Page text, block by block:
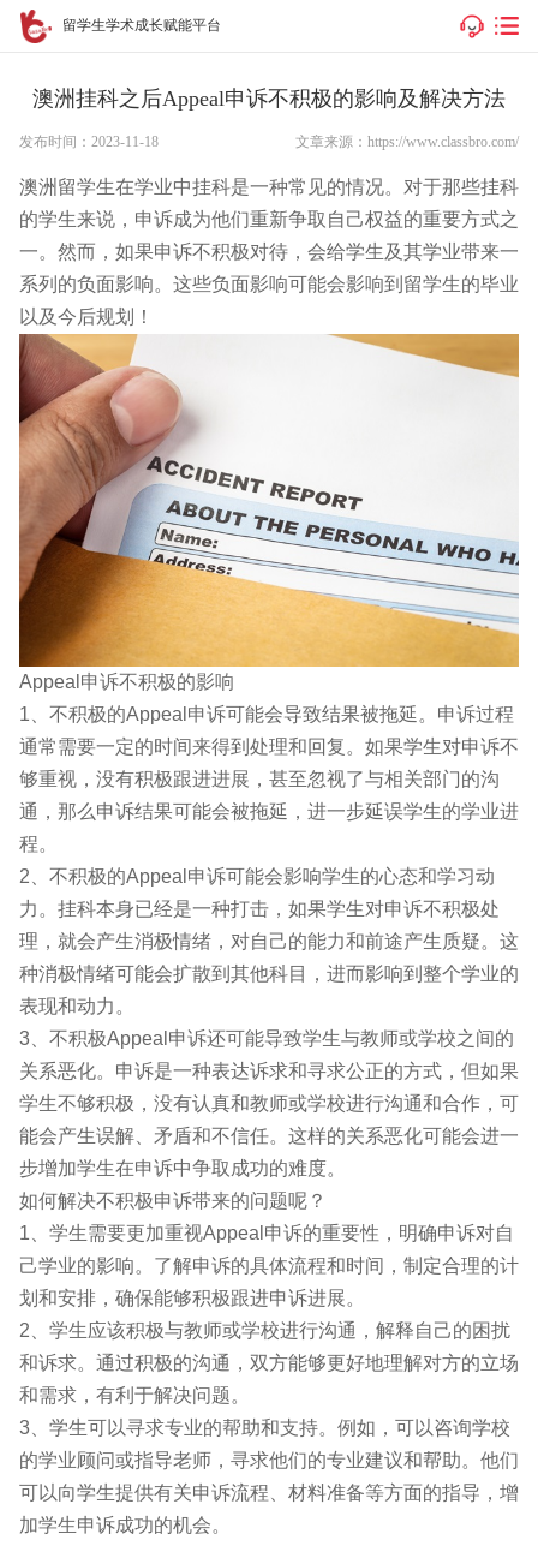
留学生学术成长赋能平台
澳洲挂科之后Appeal申诉不积极的影响及解决方法
发布时间：2023-11-18 文章来源：https://www.classbro.com/
澳洲留学生在学业中挂科是一种常见的情况。对于那些挂科
的学生来说，申诉成为他们重新争取自己权益的重要方式之
一。然而，如果申诉不积极对待，会给学生及其学业带来一
系列的负面影响。这些负面影响可能会影响到留学生的毕业
以及今后规划！
Appeal申诉不积极的影响
1、不积极的Appeal申诉可能会导致结果被拖延。申诉过程
通常需要一定的时间来得到处理和回复。如果学生对申诉不
够重视，没有积极跟进进展，甚至忽视了与相关部门的沟
通，那么申诉结果可能会被拖延，进一步延误学生的学业进
程。
2、不积极的Appeal申诉可能会影响学生的心态和学习动
力。挂科本身已经是一种打击，如果学生对申诉不积极处
理，就会产生消极情绪，对自己的能力和前途产生质疑。这
种消极情绪可能会扩散到其他科目，进而影响到整个学业的
表现和动力。
3、不积极Appeal申诉还可能导致学生与教师或学校之间的
关系恶化。申诉是一种表达诉求和寻求公正的方式，但如果
学生不够积极，没有认真和教师或学校进行沟通和合作，可
能会产生误解、矛盾和不信任。这样的关系恶化可能会进一
步增加学生在申诉中争取成功的难度。
如何解决不积极申诉带来的问题呢？
1、学生需要更加重视Appeal申诉的重要性，明确申诉对自
己学业的影响。了解申诉的具体流程和时间，制定合理的计
划和安排，确保能够积极跟进申诉进展。
2、学生应该积极与教师或学校进行沟通，解释自己的困扰
和诉求。通过积极的沟通，双方能够更好地理解对方的立场
和需求，有利于解决问题。
3、学生可以寻求专业的帮助和支持。例如，可以咨询学校
的学业顾问或指导老师，寻求他们的专业建议和帮助。他们
可以向学生提供有关申诉流程、材料准备等方面的指导，增
加学生申诉成功的机会。